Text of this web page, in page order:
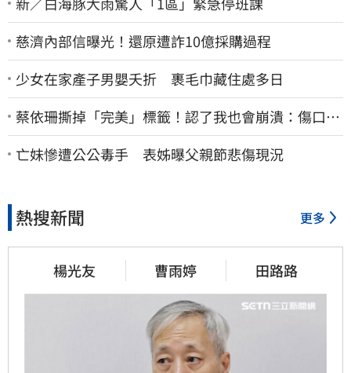
慈濟內部信曝光！還原遭詐10億採購過程
少女在家產子男嬰夭折 裹毛巾藏住處多日
蔡依珊撕掉「完美」標籤！認了我也會崩潰：傷口終
究會癒合
亡妹慘遭公公毒手 表姊曝父親節悲傷現況
熱搜新聞 更多
楊光友 曹雨婷 田路路